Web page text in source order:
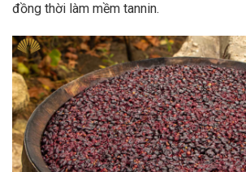
đồng thời làm mềm tannin.